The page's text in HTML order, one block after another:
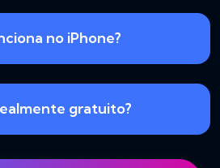
no iPhone?
gratuito?